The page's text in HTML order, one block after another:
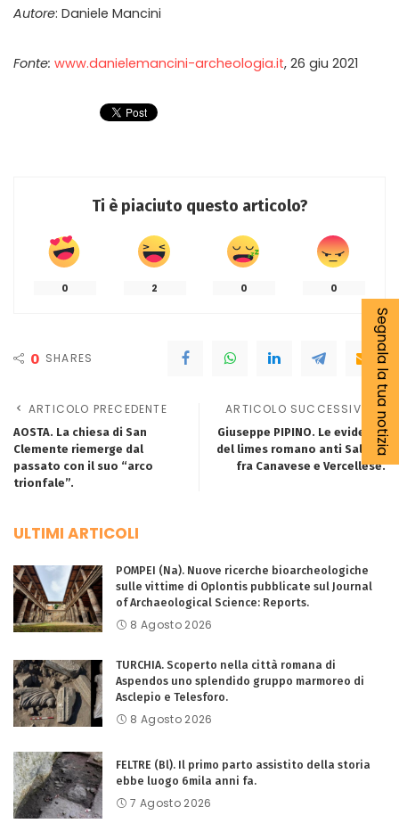
Autore: Daniele Mancini
Fonte: www.danielemancini-archeologia.it, 26 giu 2021
Ti è piaciuto questo articolo?
0 2 0 0
0 SHARES
ARTICOLO PRECEDENTE
AOSTA. La chiesa di San
Clemente riemerge dal
passato con il suo “arco
trionfale”.
ARTICOLO SUCCESSIVO
Giuseppe PIPINO. Le evidenze
del limes romano anti Salassi
fra Canavese e Vercellese.
ULTIMI ARTICOLI
POMPEI (Na). Nuove ricerche bioarcheologiche
sulle vittime di Oplontis pubblicate sul Journal
of Archaeological Science: Reports.
8 Agosto 2026
TURCHIA. Scoperto nella città romana di
Aspendos uno splendido gruppo marmoreo di
Asclepio e Telesforo.
8 Agosto 2026
FELTRE (Bl). Il primo parto assistito della storia
ebbe luogo 6mila anni fa.
7 Agosto 2026
Segnala la tua notizia